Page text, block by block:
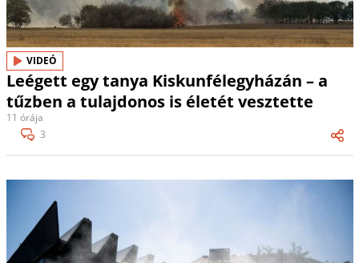
VIDEÓ
Leégett egy tanya Kiskunfélegyházán – a
tűzben a tulajdonos is életét vesztette
11 órája
3